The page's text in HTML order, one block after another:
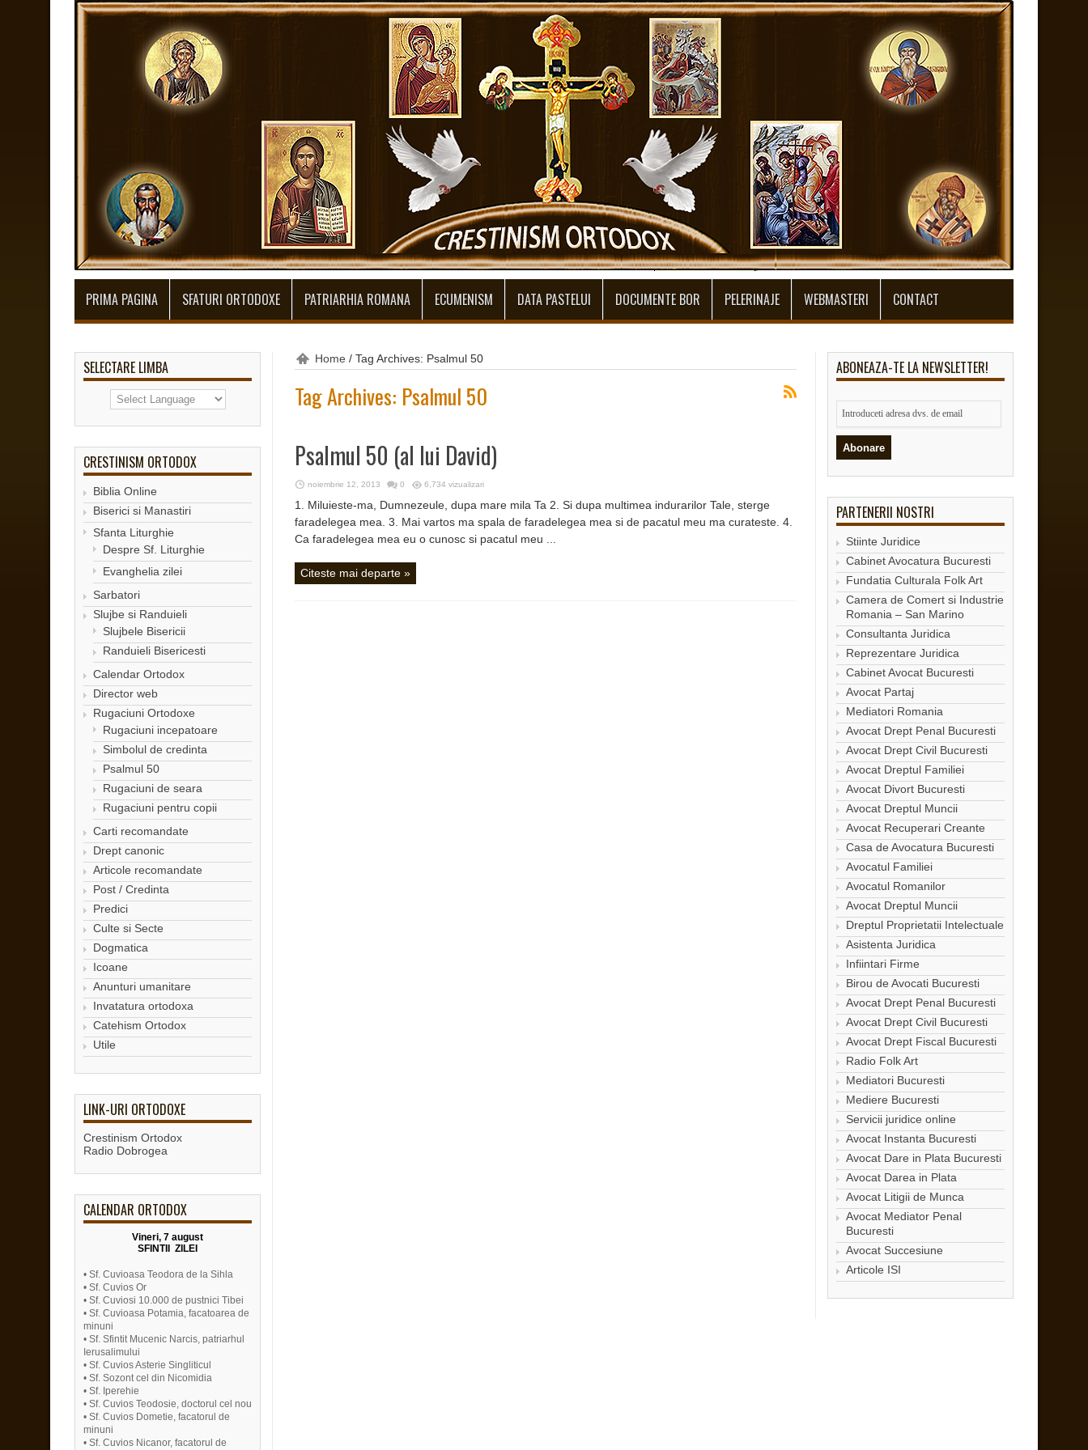
PRIMA PAGINA SFATURI ORTODOXE PATRIARHIA ROMANA ECUMENISM DATA PASTELUI DOCUMENTE BOR PELERINAJE WEBMASTERI CONTACT
Home / Tag Archives: Psalmul 50
Tag Archives: Psalmul 50
Psalmul 50 (al lui David)
noiembrie 12, 2013 0 6,734 vizualizari
1. Miluieste-ma, Dumnezeule, dupa mare mila Ta 2. Si dupa multimea indurarilor Tale, sterge
faradelegea mea. 3. Mai vartos ma spala de faradelegea mea si de pacatul meu ma curateste. 4.
Ca faradelegea mea eu o cunosc si pacatul meu ...
Citeste mai departe »
ABONEAZA-TE LA NEWSLETTER!
PARTENERII NOSTRI
Stiinte Juridice
Cabinet Avocatura Bucuresti
Fundatia Culturala Folk Art
Camera de Comert si Industrie
Romania – San Marino
Consultanta Juridica
Reprezentare Juridica
Cabinet Avocat Bucuresti
Avocat Partaj
Mediatori Romania
Avocat Drept Penal Bucuresti
Avocat Drept Civil Bucuresti
Avocat Dreptul Familiei
Avocat Divort Bucuresti
Avocat Dreptul Muncii
Avocat Recuperari Creante
Casa de Avocatura Bucuresti
Avocatul Familiei
Avocatul Romanilor
Avocat Dreptul Muncii
Dreptul Proprietatii Intelectuale
Asistenta Juridica
Infiintari Firme
Birou de Avocati Bucuresti
Avocat Drept Penal Bucuresti
Avocat Drept Civil Bucuresti
Avocat Drept Fiscal Bucuresti
Radio Folk Art
Mediatori Bucuresti
Mediere Bucuresti
Servicii juridice online
Avocat Instanta Bucuresti
Avocat Dare in Plata Bucuresti
Avocat Darea in Plata
Avocat Litigii de Munca
Avocat Mediator Penal
Bucuresti
Avocat Succesiune
Articole ISI
SELECTARE LIMBA
CRESTINISM ORTODOX
Biblia Online
Biserici si Manastiri
Sfanta Liturghie
Despre Sf. Liturghie
Evanghelia zilei
Sarbatori
Slujbe si Randuieli
Slujbele Bisericii
Randuieli Bisericesti
Calendar Ortodox
Director web
Rugaciuni Ortodoxe
Rugaciuni incepatoare
Simbolul de credinta
Psalmul 50
Rugaciuni de seara
Rugaciuni pentru copii
Carti recomandate
Drept canonic
Articole recomandate
Post / Credinta
Predici
Culte si Secte
Dogmatica
Icoane
Anunturi umanitare
Invatatura ortodoxa
Catehism Ortodox
Utile
LINK-URI ORTODOXE
Crestinism Ortodox
Radio Dobrogea
CALENDAR ORTODOX
Vineri, 7 august
SFINTII ZILEI
• Sf. Cuvioasa Teodora de la Sihla
• Sf. Cuvios Or
• Sf. Cuviosi 10.000 de pustnici Tibei
• Sf. Cuvioasa Potamia, facatoarea de
minuni
• Sf. Sfintit Mucenic Narcis, patriarhul
Ierusalimului
• Sf. Cuvios Asterie Singliticul
• Sf. Sozont cel din Nicomidia
• Sf. Iperehie
• Sf. Cuvios Teodosie, doctorul cel nou
• Sf. Cuvios Dometie, facatorul de
minuni
• Sf. Cuvios Nicanor, facatorul de